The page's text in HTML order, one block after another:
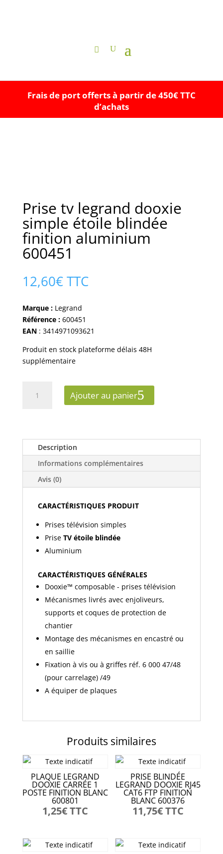
Frais de port offerts à partir de 450€ TTC
d’achats
Prise tv legrand dooxie
simple étoile blindée
finition aluminium
600451
12,60€ TTC
Marque :Legrand
Référence :600451
EAN: 3414971093621
Produit en stock plateforme délais 48H
supplémentaire
dooxie
simple
étoile
blindée
finition
aluminium
Ajouter au panier
Description
Informations complémentaires
Avis (0)
CARACTÉRISTIQUES PRODUIT
Prises télévision simples
Prise TV étoile blindée
Aluminium
CARACTÉRISTIQUES GÉNÉRALES
Dooxie™ composable - prises télévision
Mécanismes livrés avec enjoliveurs,
supports et coques de protection de
chantier
Montage des mécanismes en encastré ou
en saillie
Fixation à vis ou à griffes réf. 6 000 47/48
(pour carrelage) /49
A équiper de plaques
Produits similaires
PLAQUE LEGRAND
DOOXIE CARRÉE 1
POSTE FINITION BLANC
600801
1,25€TTC
PRISE BLINDÉE
LEGRAND DOOXIE RJ45
CAT6 FTP FINITION
BLANC 600376
11,75€TTC